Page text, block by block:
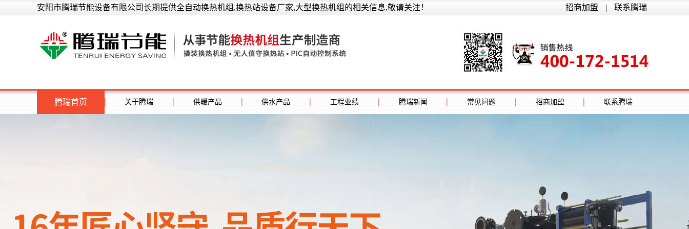
安阳市腾瑞节能设备有限公司长期提供全自动换热机组,换热站设备厂家,大型换热机组的相关信息,敬请关注！ 招商加盟 | 联系腾瑞
腾瑞首页 关于腾瑞 供暖产品 供水产品 工程业绩 腾瑞新闻 常见问题 招商加盟 联系腾瑞